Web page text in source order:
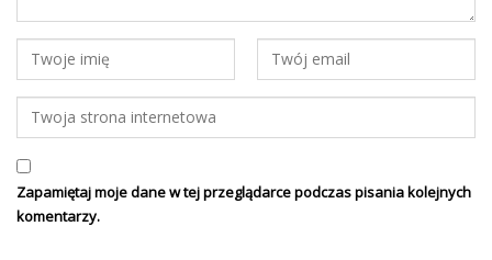
Zapamiętaj moje dane w tej przeglądarce podczas pisania kolejnych
komentarzy.